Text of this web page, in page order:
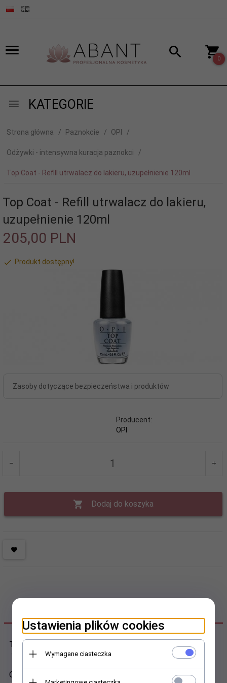
0
KATEGORIE
Strona główna Paznokcie OPI
Odżywki - intensywna kuracja paznokci
Top Coat - Refill utrwalacz do lakieru, uzupełnienie 120ml
Top Coat - Refill utrwalacz do lakieru,
uzupełnienie 120ml
205,00 PLN
Produkt dostępny!
Zasoby dotyczące bezpieczeństwa i produktów
Producent:
OPI
Dodaj do koszyka
Top Coat - Refill utrwalacz do lakieru, uzupełnienie
120ml
Ochrona z wysokim połyskiem.
Ustawienia plików cookies
Wymagane ciasteczka